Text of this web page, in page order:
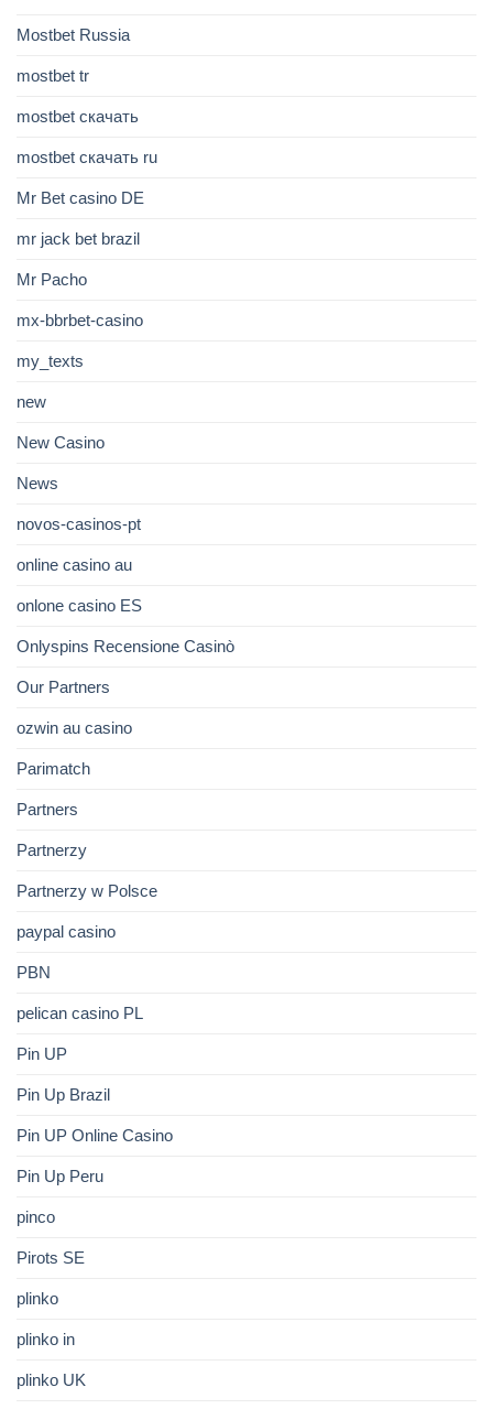
Mostbet Russia
mostbet tr
mostbet скачать
mostbet скачать ru
Mr Bet casino DE
mr jack bet brazil
Mr Pacho
mx-bbrbet-casino
my_texts
new
New Casino
News
novos-casinos-pt
online casino au
onlone casino ES
Onlyspins Recensione Casinò
Our Partners
ozwin au casino
Parimatch
Partners
Partnerzy
Partnerzy w Polsce
paypal casino
PBN
pelican casino PL
Pin UP
Pin Up Brazil
Pin UP Online Casino
Pin Up Peru
pinco
Pirots SE
plinko
plinko in
plinko UK